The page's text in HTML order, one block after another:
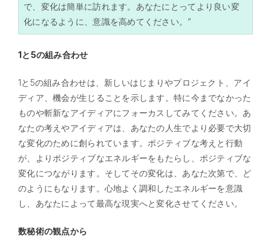
で、変化は簡単に訪れます。あなたにとってより良い変
化になるように、意識を高めてください。”
1と5の組み合わせ
1と5の組み合わせは、新しいはじまりやプロジェクト、アイ
ディア、機会が生じることを示します。特に今までなかった
ものや斬新なアイディアにフォーカスしてみてください。あ
なたの考えやアイディアは、あなたの人生でより必要で大切
な変化のために創られています。ポジティブな考えと行動
が、よりポジティブなエネルギーをもたらし、ポジティブな
変化につながります。そしてその変化は、あなた次第で、ど
のようにもなります。心地よく調和したエネルギーを意識
し、あなたによって最高な現実へと変化させてください。
数秘術の観点から